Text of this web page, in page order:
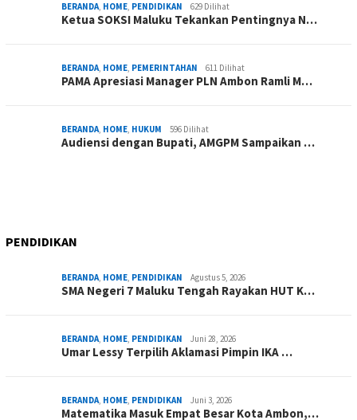
BERANDA, HOME, PENDIDIKAN 629 Dilihat
Ketua SOKSI Maluku Tekankan Pentingnya N…
BERANDA, HOME, PEMERINTAHAN 611 Dilihat
PAMA Apresiasi Manager PLN Ambon Ramli M…
BERANDA, HOME, HUKUM 596 Dilihat
Audiensi dengan Bupati, AMGPM Sampaikan …
PENDIDIKAN
BERANDA, HOME, PENDIDIKAN Agustus 5, 2026
SMA Negeri 7 Maluku Tengah Rayakan HUT K…
BERANDA, HOME, PENDIDIKAN Juni 28, 2026
Umar Lessy Terpilih Aklamasi Pimpin IKA …
BERANDA, HOME, PENDIDIKAN Juni 3, 2026
Matematika Masuk Empat Besar Kota Ambon,…